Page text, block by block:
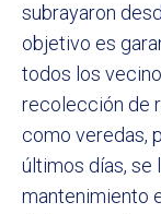
subrayaron
objetivo es
todos los
recolección de
como veredas,
últimos días, se
mantenimiento